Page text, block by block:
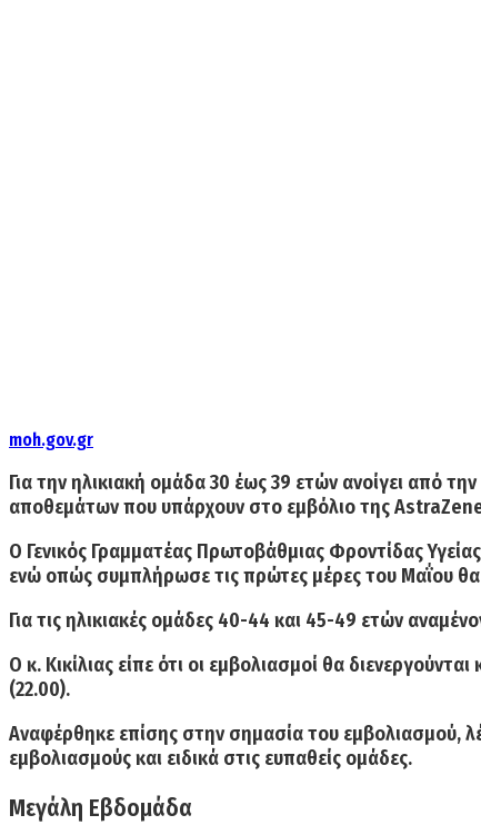
moh.gov.gr
Για την ηλικιακή ομάδα30 έως 39 ετών ανοίγει από την
αποθεμάτων που υπάρχουν στο εμβόλιο της
Ο Γενικός Γραμματέας Πρωτοβάθμιας Φροντίδας
ενώ οπώς συμπλήρωσε τιςπρώτες μέρες του Μαΐου
Για τις ηλικιακές ομάδες 40-44 και 45-49 ετών
Ο κ. Κικίλιας είπε ότι οι εμβολιασμοί θα
(22.00).
Αναφέρθηκε επίσης στην σημασία του εμβολιασμού,
εμβολιασμούς και ειδικά στις ευπαθείς ομάδες.
Μεγάλη Εβδομάδα